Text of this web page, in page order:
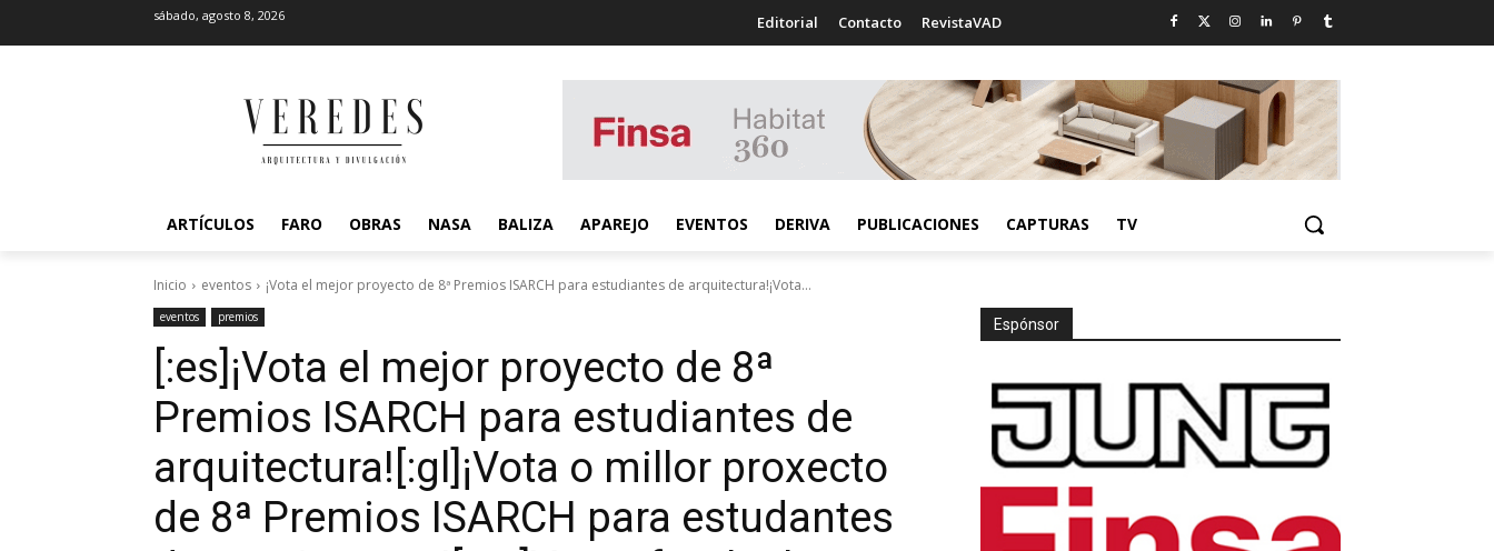
sábado, agosto 8, 2026 Editorial Contacto RevistaVAD
ARTÍCULOS FARO OBRAS NASA BALIZA APAREJO EVENTOS DERIVA PUBLICACIONES CAPTURAS TV
Inicio eventos ¡Vota el mejor proyecto de 8ª Premios ISARCH para estudiantes de arquitectura!¡Vota...
eventos premios
[:es]¡Vota el mejor proyecto de 8ª
Premios ISARCH para estudiantes de
arquitectura![:gl]¡Vota o millor proxecto
de 8ª Premios ISARCH para estudantes
Espónsor